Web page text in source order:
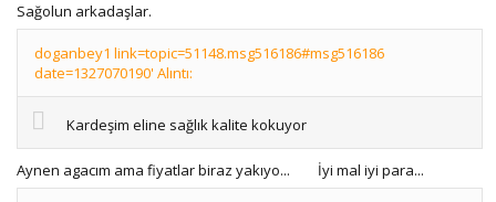
Sağolun arkadaşlar.
doganbey1 link=topic=51148.msg516186#msg516186
date=1327070190' Alıntı:
Kardeşim eline sağlık kalite kokuyor
Aynen agacım ama fiyatlar biraz yakıyo... İyi mal iyi para...